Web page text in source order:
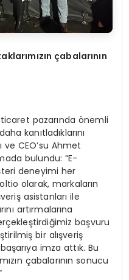
ımızın çabalarının
pazarında önemli
kanıtladıklarını
CEO’su Ahmet
bulundu: “E-
deneyimi her
olarak, markaların
asistanları ile
artırmalarına
başvuru
bir alışveriş
imza attık. Bu
çabalarının sonucu